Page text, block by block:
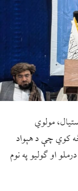
مولوي
کوي چې د هېواد
او ګولیو په نوم